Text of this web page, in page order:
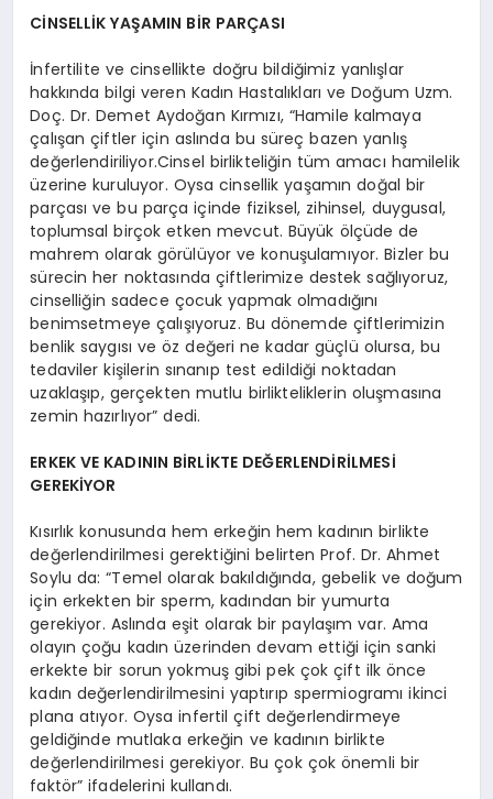
CİNSELLİK YAŞAMIN BİR PARÇASI
İnfertilite ve cinsellikte doğru bildiğimiz yanlışlar
hakkında bilgi veren Kadın Hastalıkları ve Doğum Uzm.
Doç. Dr. Demet Aydoğan Kırmızı, “Hamile kalmaya
çalışan çiftler için aslında bu süreç bazen yanlış
değerlendiriliyor.Cinsel birlikteliğin tüm amacı hamilelik
üzerine kuruluyor. Oysa cinsellik yaşamın doğal bir
parçası ve bu parça içinde fiziksel, zihinsel, duygusal,
toplumsal birçok etken mevcut. Büyük ölçüde de
mahrem olarak görülüyor ve konuşulamıyor. Bizler bu
sürecin her noktasında çiftlerimize destek sağlıyoruz,
cinselliğin sadece çocuk yapmak olmadığını
benimsetmeye çalışıyoruz. Bu dönemde çiftlerimizin
benlik saygısı ve öz değeri ne kadar güçlü olursa, bu
tedaviler kişilerin sınanıp test edildiği noktadan
uzaklaşıp, gerçekten mutlu birlikteliklerin oluşmasına
zemin hazırlıyor” dedi.
ERKEK VE KADININ BİRLİKTE DEĞERLENDİRİLMESİ
GEREKİYOR
Kısırlık konusunda hem erkeğin hem kadının birlikte
değerlendirilmesi gerektiğini belirten Prof. Dr. Ahmet
Soylu da: “Temel olarak bakıldığında, gebelik ve doğum
için erkekten bir sperm, kadından bir yumurta
gerekiyor. Aslında eşit olarak bir paylaşım var. Ama
olayın çoğu kadın üzerinden devam ettiği için sanki
erkekte bir sorun yokmuş gibi pek çok çift ilk önce
kadın değerlendirilmesini yaptırıp spermiogramı ikinci
plana atıyor. Oysa infertil çift değerlendirmeye
geldiğinde mutlaka erkeğin ve kadının birlikte
değerlendirilmesi gerekiyor. Bu çok çok önemli bir
faktör” ifadelerini kullandı.